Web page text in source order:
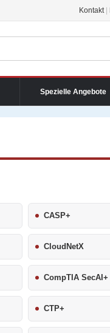
Kontakt
Spezielle Angebote
CASP+
CloudNetX
CompTIA SecAI+
CTP+